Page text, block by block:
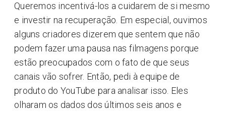
Queremos incentivá-los a cuidarem de si mesmo
e investir na recuperação. Em especial, ouvimos
alguns criadores dizerem que sentem que não
podem fazer uma pausa nas filmagens porque
estão preocupados com o fato de que seus
canais vão sofrer. Então, pedi à equipe de
produto do YouTube para analisar isso. Eles
olharam os dados dos últimos seis anos e